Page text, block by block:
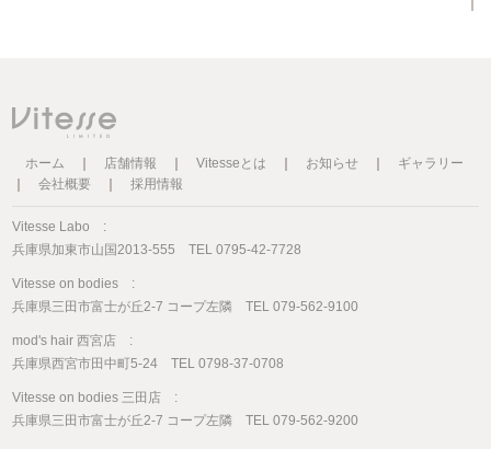
ホーム 店舗情報 Vitesseとは お知らせ
ギャラリー
会社概要 採用情報
Vitesse Labo :
兵庫県加東市山国2013-555 TEL 0795-42-7728
Vitesse on bodies :
兵庫県三田市富士が丘2-7 コープ左隣 TEL 079-562-9100
mod's hair 西宮店 :
兵庫県西宮市田中町5-24 TEL 0798-37-0708
Vitesse on bodies 三田店 :
兵庫県三田市富士が丘2-7 コープ左隣 TEL 079-562-9200